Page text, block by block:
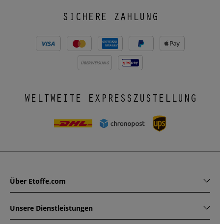
SICHERE ZAHLUNG
ÜBERWEISUNG
WELTWEITE EXPRESSZUSTELLUNG
Über Etoffe.com
Unsere Dienstleistungen